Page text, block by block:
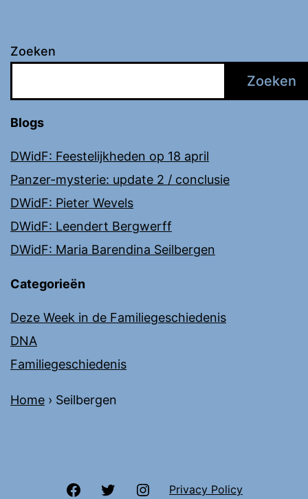
Zoeken
Zoeken
Blogs
DWidF: Feestelijkheden op 18 april
Panzer-mysterie: update 2 / conclusie
DWidF: Pieter Wevels
DWidF: Leendert Bergwerff
DWidF: Maria Barendina Seilbergen
Categorieën
Deze Week in de Familiegeschiedenis
DNA
Familiegeschiedenis
Home › Seilbergen
FacebookTwitter Instagram
Privacy Policy